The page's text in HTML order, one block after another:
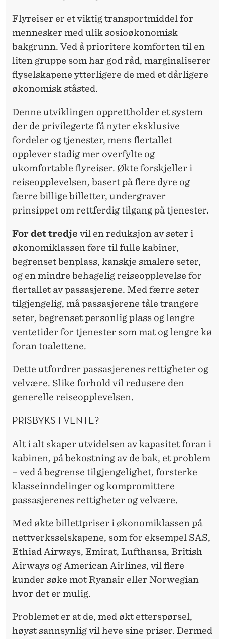
Flyreiser er et viktig transportmiddel for
mennesker med ulik sosioøkonomisk
bakgrunn. Ved å prioritere komforten til en
liten gruppe som har god råd, marginaliserer
flyselskapene ytterligere de med et dårligere
økonomisk ståsted.
Denne utviklingen opprettholder et system
der de privilegerte få nyter eksklusive
fordeler og tjenester, mens flertallet
opplever stadig mer overfylte og
ukomfortable flyreiser. Økte forskjeller i
reiseopplevelsen, basert på flere dyre og
færre billige billetter, undergraver
prinsippet om rettferdig tilgang på tjenester.
For det tredje vil en reduksjon av seter i
økonomiklassen føre til fulle kabiner,
begrenset benplass, kanskje smalere seter,
og en mindre behagelig reiseopplevelse for
flertallet av passasjerene. Med færre seter
tilgjengelig, må passasjerene tåle trangere
seter, begrenset personlig plass og lengre
ventetider for tjenester som mat og lengre kø
foran toalettene.
Dette utfordrer passasjerenes rettigheter og
velvære. Slike forhold vil redusere den
generelle reiseopplevelsen.
PRISBYKS I VENTE?
Alt i alt skaper utvidelsen av kapasitet foran i
kabinen, på bekostning av de bak, et problem
– ved å begrense tilgjengelighet, forsterke
klasseinndelinger og kompromittere
passasjerenes rettigheter og velvære.
Med økte billettpriser i økonomiklassen på
nettverksselskapene, som for eksempel SAS,
Ethiad Airways, Emirat, Lufthansa, British
Airways og American Airlines, vil flere
kunder søke mot Ryanair eller Norwegian
hvor det er mulig.
Problemet er at de, med økt etterspørsel,
høyst sannsynlig vil heve sine priser. Dermed